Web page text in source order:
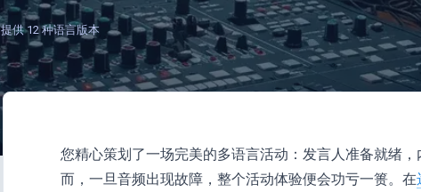
提供 12 种语言版本
您精心策划了一场完美的多语言活动：发言人准备就绪
而，一旦音频出现故障，整个活动体验便会功亏一篑。在